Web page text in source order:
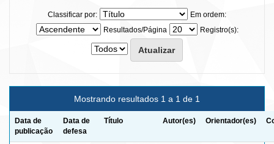
Classificar por:
Em ordem:
Resultados/Página
Registro(s):
Mostrando resultados 1 a 1 de 1
Data de
publicação
Data de
defesa
Título Autor(es) Orientador(es)